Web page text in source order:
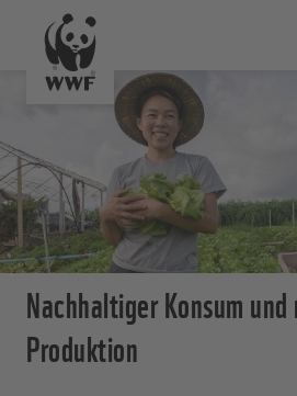
Nachhaltiger Konsum
Produktion